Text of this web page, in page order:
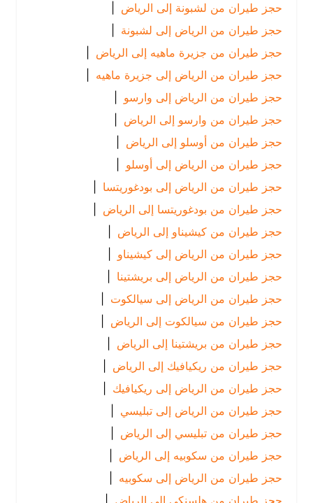
حجز طيران من لشبونة إلى الرياض
|
حجز طيران من الرياض إلى لشبونة |
حجز طيران من جزيرة ماهيه إلى الرياض
|
حجز طيران من الرياض إلى جزيرة ماهيه |
حجز طيران من الرياض إلى وارسو
|
حجز طيران من وارسو إلى الرياض
|
حجز طيران من أوسلو إلى الرياض
|
حجز طيران من الرياض إلى أوسلو
|
حجز طيران من الرياض إلى بودغوريتسا
|
حجز طيران من بودغوريتسا إلى الرياض
|
حجز طيران من كيشيناو إلى الرياض
|
حجز طيران من الرياض إلى كيشيناو |
حجز طيران من الرياض إلى بريشتينا |
حجز طيران من الرياض إلى سيالكوت |
حجز طيران من سيالكوت إلى الرياض
|
حجز طيران من بريشتينا إلى الرياض
|
حجز طيران من ريكيافيك إلى الرياض
|
حجز طيران من الرياض إلى ريكيافيك |
حجز طيران من الرياض إلى تبليسي |
حجز طيران من تبليسي إلى الرياض
|
حجز طيران من سكوبيه إلى الرياض
|
حجز طيران من الرياض إلى سكوبيه |
حجز طيران من هلسنكي إلى الرياض
|